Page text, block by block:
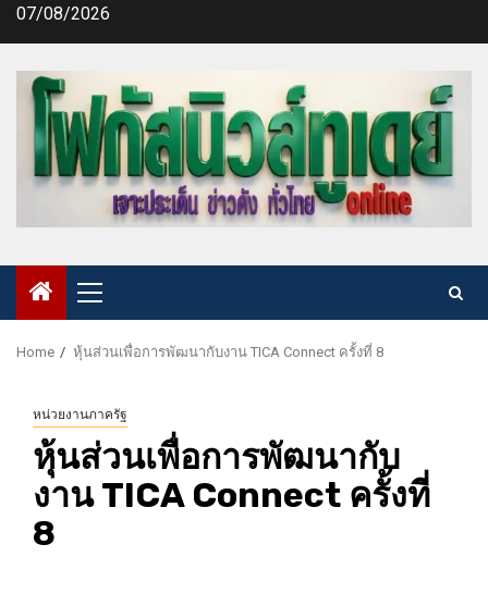
Skip07/08/2026
Primary
Menu
Home หุ้นส่วนเพื่อการพัฒนากับงาน TICA Connect ครั้งที่ ​8
หน่วยงานภาครัฐ
หุ้นส่วนเพื่อการพัฒนากับ
งาน TICA Connect ครั้งที่ ​
8